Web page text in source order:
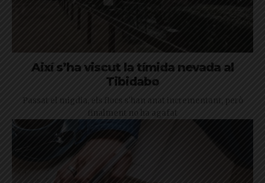
Així s’ha viscut la tímida nevada al
Tibidabo
Passat el migdia, els flocs s'han anat incrementant, però
finalment no ha agafat